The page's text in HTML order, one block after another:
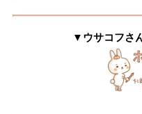
▼ウサコフさ